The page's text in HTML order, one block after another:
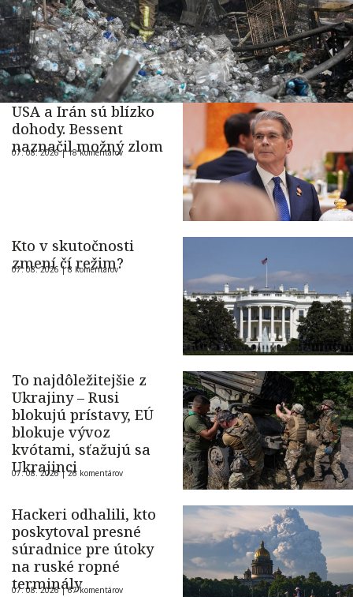
USA a Irán sú blízko
dohody. Bessent
naznačil možný zlom
07. 08. 2026 |18 komentárov
Kto v skutočnosti
zmení čí režim?
07. 08. 2026 |8 komentárov
To najdôležitejšie z
Ukrajiny – Rusi
blokujú prístavy, EÚ
blokuje vývoz
kvótami, sťažujú sa
Ukrajinci
07. 08. 2026 |26 komentárov
Hackeri odhalili, kto
poskytoval presné
súradnice pre útoky
na ruské ropné
terminály
07. 08. 2026 |67 komentárov